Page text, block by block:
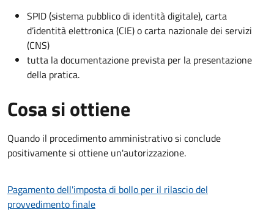
SPID (sistema pubblico di identità digitale), carta
d’identità elettronica (CIE) o carta nazionale dei servizi
(CNS)
tutta la documentazione prevista per la presentazione
della pratica.
Cosa si ottiene
Quando il procedimento amministrativo si conclude
positivamente si ottiene un'autorizzazione.
Pagamento dell'imposta di bollo per il rilascio del
provvedimento finale